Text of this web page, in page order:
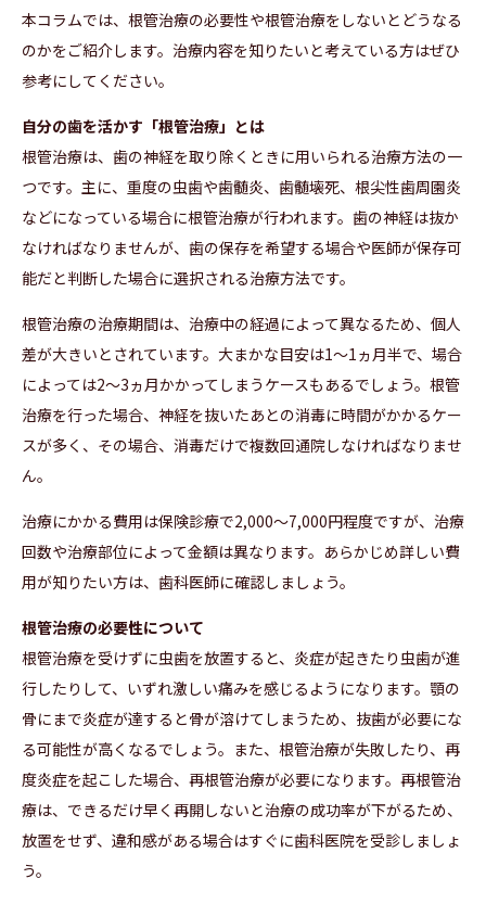
本コラムでは、根管治療の必要性や根管治療をしないとどうなる
のかをご紹介します。治療内容を知りたいと考えている方はぜひ
参考にしてください。
自分の歯を活かす「根管治療」とは
根管治療は、歯の神経を取り除くときに用いられる治療方法の一
つです。主に、重度の虫歯や歯髄炎、歯髄壊死、根尖性歯周園炎
などになっている場合に根管治療が行われます。歯の神経は抜か
なければなりませんが、歯の保存を希望する場合や医師が保存可
能だと判断した場合に選択される治療方法です。
根管治療の治療期間は、治療中の経過によって異なるため、個人
差が大きいとされています。大まかな目安は1～1ヵ月半で、場合
によっては2～3ヵ月かかってしまうケースもあるでしょう。根管
治療を行った場合、神経を抜いたあとの消毒に時間がかかるケー
スが多く、その場合、消毒だけで複数回通院しなければなりませ
ん。
治療にかかる費用は保険診療で2,000～7,000円程度ですが、治療
回数や治療部位によって金額は異なります。あらかじめ詳しい費
用が知りたい方は、歯科医師に確認しましょう。
根管治療の必要性について
根管治療を受けずに虫歯を放置すると、炎症が起きたり虫歯が進
行したりして、いずれ激しい痛みを感じるようになります。顎の
骨にまで炎症が達すると骨が溶けてしまうため、抜歯が必要にな
る可能性が高くなるでしょう。また、根管治療が失敗したり、再
度炎症を起こした場合、再根管治療が必要になります。再根管治
療は、できるだけ早く再開しないと治療の成功率が下がるため、
放置をせず、違和感がある場合はすぐに歯科医院を受診しましょ
う。